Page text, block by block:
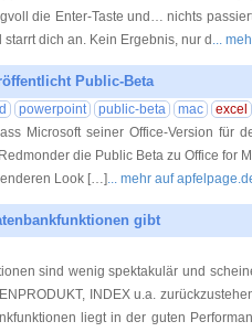
die Enter-Taste und… nichts
starrt dich an. Kein Ergebnis, nur d ...
Public-Beta
powerpoint public-beta mac
excel
Microsoft seiner Office-Version für
die Public Beta zu Office for
Look […]... mehr auf
gibt
sind wenig spektakulär und
INDEX u.a.
liegt in der guten